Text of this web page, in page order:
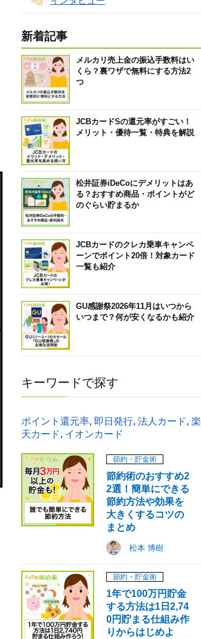
新着記事
メルカリ売上金の振込手数料はい
くら？裏ワザで無料にする方法2
つ
JCBカードSの還元率がすごい！
メリット・優待一覧・特典を解説
松井証券iDeCoにデメリットはあ
る？おすすめ商品・ポイントがど
のぐらい貯まるか
JCBカードのクレカ乗車キャンペ
ーンでポイント20倍！対象カード
一覧も紹介
GU感謝祭2026年11月はいつから
いつまで？何が安くなるかも紹介
キーワードで探す
ポイント還元率, 即日発行, 法人カード, 楽
天カード, イオンカード
節約・貯金術
節約術のおすすめ2
2選！簡単にできる
節約方法や効果を
大きくするコツの
まとめ
松本 博樹
節約・貯金術
1年で100万円貯金
する方法は1日2,74
0円貯まる仕組み作
りからはじめよ